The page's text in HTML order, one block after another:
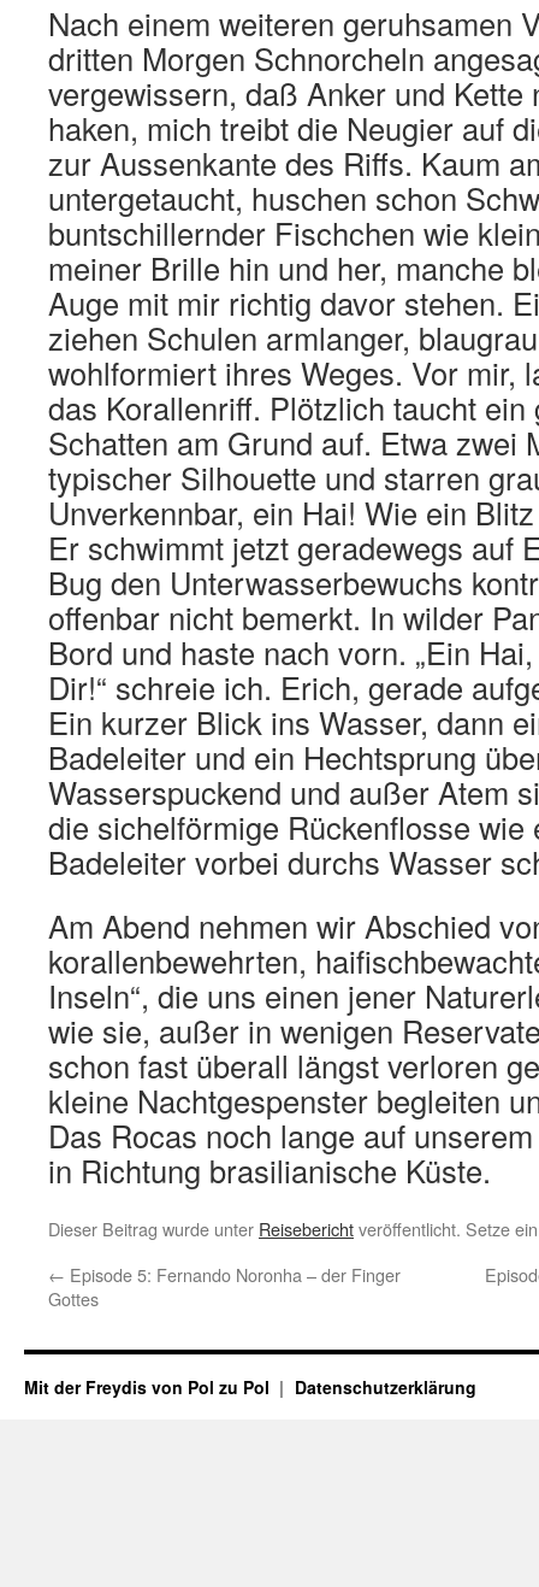
Nach einem weiteren geruhsamen
dritten Morgen Schnorcheln
vergewissern, daß Anker und Kette
haken, mich treibt die Neugier auf
zur Aussenkante des Riffs. Kaum
untergetaucht, huschen schon
buntschillernder Fischchen wie
meiner Brille hin und her, manche
Auge mit mir richtig davor stehen.
ziehen Schulen armlanger,
wohlformiert ihres Weges. Vor mir,
das Korallenriff. Plötzlich taucht
Schatten am Grund auf. Etwa zwei
typischer Silhouette und starren
Unverkennbar, ein Hai! Wie ein
Er schwimmt jetzt geradewegs auf
Bug den Unterwasserbewuchs
offenbar nicht bemerkt. In wilder
Bord und haste nach vorn. „Ein
Dir!“ schreie ich. Erich, gerade
Ein kurzer Blick ins Wasser, dann
Badeleiter und ein Hechtsprung
Wasserspuckend und außer Atem
die sichelförmige Rückenflosse wie
Badeleiter vorbei durchs Wasser
Am Abend nehmen wir Abschied
korallenbewehrten,
Inseln“, die uns einen jener
wie sie, außer in wenigen
schon fast überall längst verloren
kleine Nachtgespenster begleiten
Das Rocas noch lange auf
in Richtung brasilianische Küste.
Dieser Beitrag wurde unter Reiseberichtveröffentlicht. Setze
← Episode 5: Fernando Noronha – der Finger
Gottes
Mit der Freydis von Pol zu Pol Datenschutzerklärung